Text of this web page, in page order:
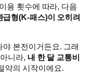
용 횟수에 따라, 다음
급형(K-패스)이 오히려
본전이거든요. 그래
니라, 내 한 달 교통비
약의 시작이에요.